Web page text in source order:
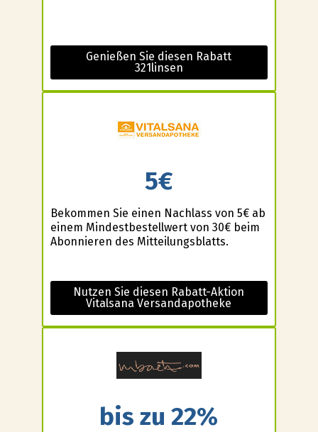
Genießen Sie diesen Rabatt
321linsen
5€
Bekommen Sie einen Nachlass von 5€ ab
einem Mindestbestellwert von 30€ beim
Abonnieren des Mitteilungsblatts.
Nutzen Sie diesen Rabatt-Aktion
Vitalsana Versandapotheke
bis zu 22%